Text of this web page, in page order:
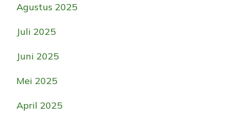
Agustus 2025
Juli 2025
Juni 2025
Mei 2025
April 2025